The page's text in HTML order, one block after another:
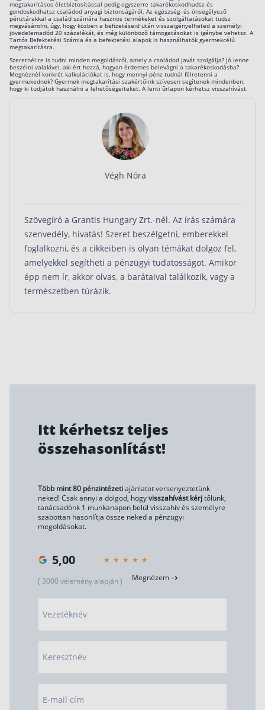
megtakarításos életbiztosítással pedig egyszerre takarékoskodhadsz és
gondoskodhatsz családod anyagi biztonságáról. Az egészség- és önsegélyező
pénztárakkal a család számára hasznos termékeket és szolgáltatásokat tudsz
megvásárolni, úgy, hogy közben a befizetéseid után visszaigényelheted a személyi
jövedelemadód 20 százalékát, és még különböző támogatásokat is igénybe vehetsz. A
Tartós Befektetési Számla és a befektetési alapok is használhatók gyermekcélú
megtakarításra.
Szeretnél te is tudni minden megoldásról, amely a családod javát szolgálja? Jó lenne
beszélni valakivel, aki ért hozzá, hogyan érdemes belevágni a takarékoskodásba?
Megnéznél konkrét kalkulációkat is, hogy mennyi pénz tudnál félretenni a
gyermekednek? Gyermek megtakarítási szakértőink szívesen segítenek mindenben,
hogy ki tudjátok használni a lehetőségeiteket. A lenti űrlapon kérhetsz visszahívást.
Végh Nóra
Szövegíró a Grantis Hungary Zrt.-nél. Az írás számára
szenvedély, hivatás! Szeret beszélgetni, emberekkel
foglalkozni, és a cikkeiben is olyan témákat dolgoz fel,
amelyekkel segítheti a pénzügyi tudatosságot. Amikor
épp nem ír, akkor olvas, a barátaival találkozik, vagy a
természetben túrázik.
Itt kérhetsz teljes
összehasonlítást!
Több mint 80 pénzintézetiajánlatot versenyeztetünk
neked! Csak annyi a dolgod, hogyvisszahívást kérjtőlünk,
tanácsadónk 1 munkanapon belül visszahív és személyre
szabottan hasonlítja össze neked a pénzügyi
megoldásokat.
5,00
( 3000 vélemény alapján ) Megnézem
Vezetéknév
Keresztnév
E-mail cím